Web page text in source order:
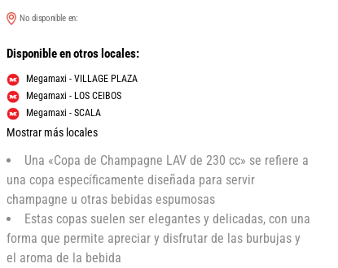
No disponible en:
Disponible en otros locales:
Megamaxi - VILLAGE PLAZA
Megamaxi - LOS CEIBOS
Megamaxi - SCALA
Mostrar más locales
Una «Copa de Champagne LAV de 230 cc» se refiere a
una copa específicamente diseñada para servir
champagne u otras bebidas espumosas
Estas copas suelen ser elegantes y delicadas, con una
forma que permite apreciar y disfrutar de las burbujas y
el aroma de la bebida